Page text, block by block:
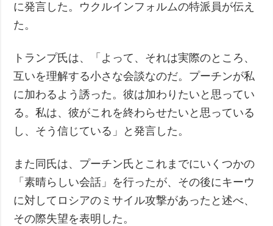
に発言した。ウクルインフォルムの特派員が伝え
た。
トランプ氏は、「よって、それは実際のところ、
互いを理解する小さな会談なのだ。プーチンが私
に加わるよう誘った。彼は加わりたいと思ってい
る。私は、彼がこれを終わらせたいと思っている
し、そう信じている」と発言した。
また同氏は、プーチン氏とこれまでにいくつかの
「素晴らしい会話」を行ったが、その後にキーウ
に対してロシアのミサイル攻撃があったと述べ、
その際失望を表明した。